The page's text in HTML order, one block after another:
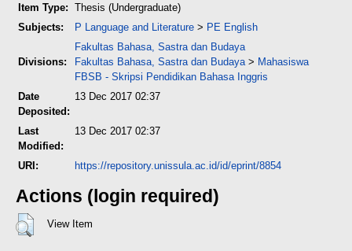
Item Type: Thesis (Undergraduate)
Subjects:
P Language and Literature > PE English
Divisions:
Fakultas Bahasa, Sastra dan Budaya
Fakultas Bahasa, Sastra dan Budaya > Mahasiswa
FBSB - Skripsi Pendidikan Bahasa Inggris
Date
Deposited:
13 Dec 2017 02:37
Last
Modified:
13 Dec 2017 02:37
URI: https://repository.unissula.ac.id/id/eprint/8854
Actions (login required)
View Item